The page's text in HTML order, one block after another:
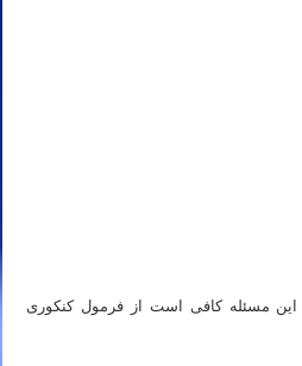
مسئله کافی است از فرمول کنکوری